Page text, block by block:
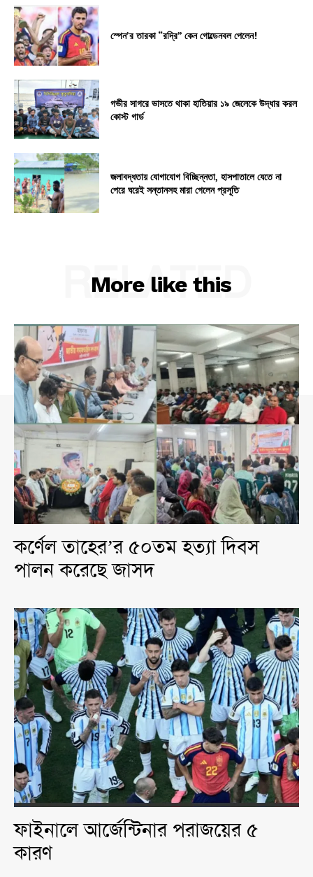
স্পেন’র তারকা “রদ্রি” কেন গোল্ডেনবল পেলেন!
গভীর সাগরে ভাসতে থাকা হাতিয়ার ১৯ জেলেকে উদ্ধার করল
কোস্ট গার্ড
জলাবদ্ধতায় যোগাযোগ বিচ্ছিন্নতা, হাসপাতালে যেতে না
পেরে ঘরেই সন্তানসহ মারা গেলেন প্রসূতি
More like this
RELATED
কর্ণেল তাহের’র ৫০তম হত্যা দিবস
পালন করেছে জাসদ
ফাইনালে আর্জেন্টিনার পরাজয়ের ৫
কারণ